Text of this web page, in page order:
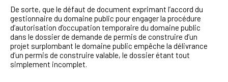
De sorte, que le défaut de document exprimant l’accord du
gestionnaire du domaine public pour engager la procédure
d’autorisation d’occupation temporaire du domaine public
dans le dossier de demande de permis de construire d’un
projet surplombant le domaine public empêche la délivrance
d’un permis de construire valable, le dossier étant tout
simplement incomplet.